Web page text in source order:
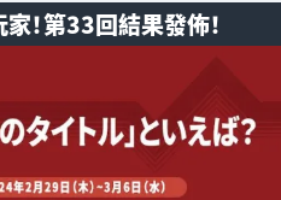
！第33回結果發佈！